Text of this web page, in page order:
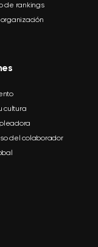
de rankings
cultura
del colaborador